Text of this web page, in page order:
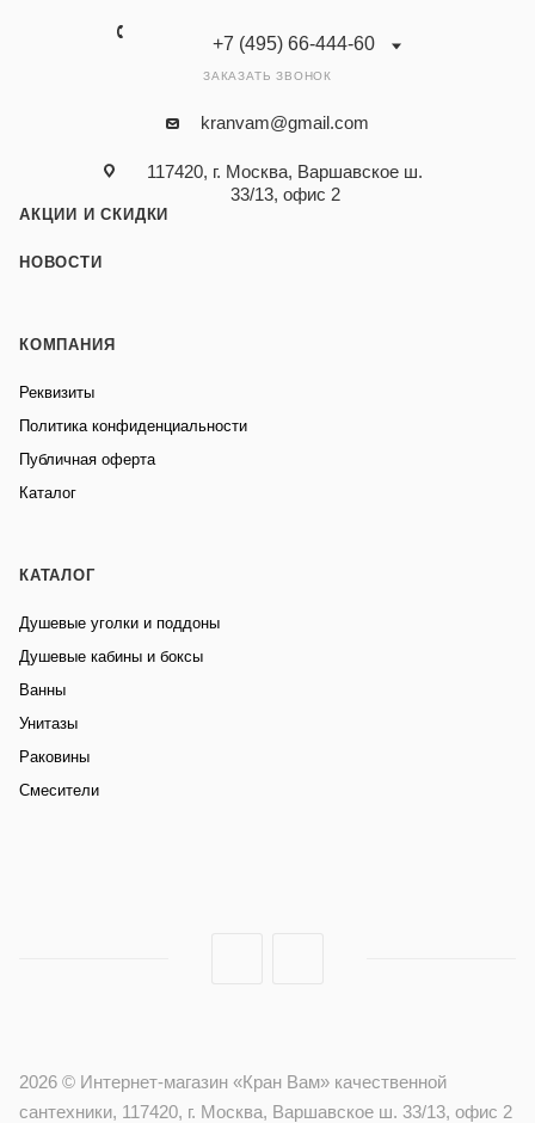
+7 (495) 66-444-60
ЗАКАЗАТЬ ЗВОНОК
kranvam@gmail.com
117420, г. Москва, Варшавское ш.
33/13, офис 2
АКЦИИ И СКИДКИ
НОВОСТИ
КОМПАНИЯ
Реквизиты
Политика конфиденциальности
Публичная оферта
Каталог
КАТАЛОГ
Душевые уголки и поддоны
Душевые кабины и боксы
Ванны
Унитазы
Раковины
Смесители
2026 © Интернет-магазин «Кран Вам» качественной
сантехники, 117420, г. Москва, Варшавское ш. 33/13, офис 2